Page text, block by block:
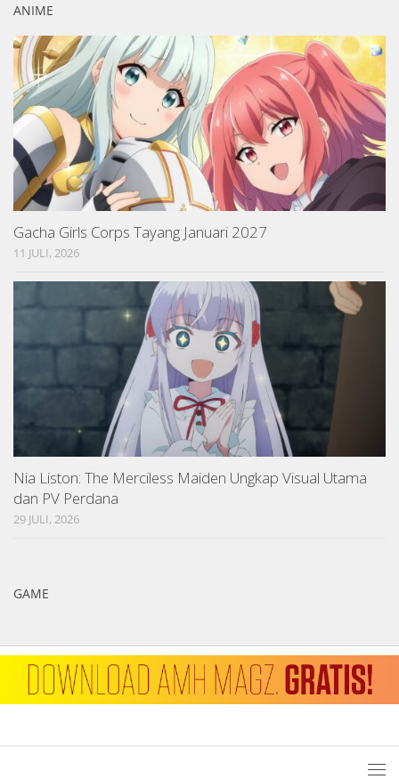
ANIME
Gacha Girls Corps Tayang Januari 2027
11 JULI, 2026
Nia Liston: The Merciless Maiden Ungkap Visual Utama
dan PV Perdana
29 JULI, 2026
GAME